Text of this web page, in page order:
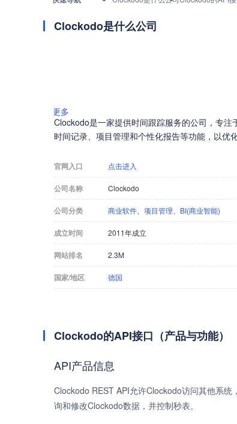
Clockodo是什么公司
更多
Clockodo是一家提供时间跟踪服务的公司，专
时间记录、项目管理和个性化报告等功能，以优
官网入口 点击进入
公司名称 Clockodo
公司分类 商业软件 项目管理 BI(商业智能)
成立时间 2011年成立
网站排名 2.3M
国家/地区 德国
Clockodo的API接口（产品与功能）
API产品信息
Clockodo REST API允许Clockodo访问其他系
询和修改Clockodo数据，并控制秒表。